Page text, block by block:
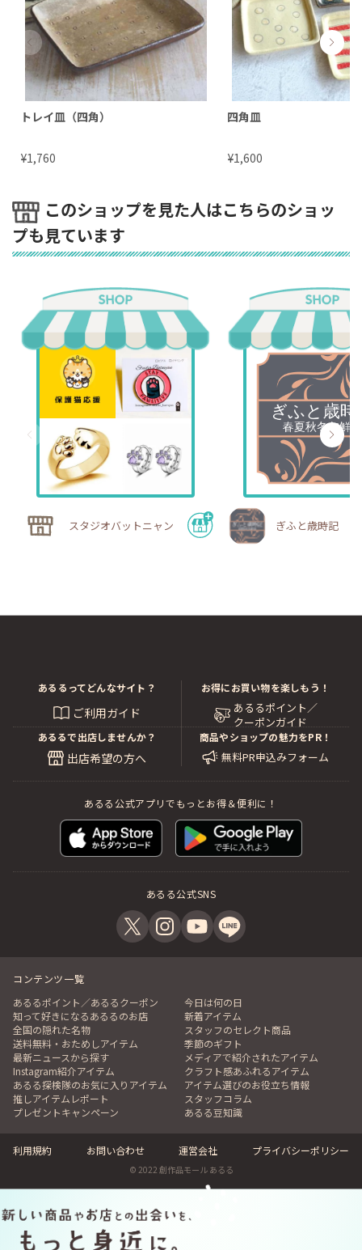
トレイ皿（四角）
¥1,760
四角皿
¥1,600
このショップを見た人はこちらのショッ
プも見ています
スタジオバットニャン ぎふと歳時記
あるるってどんなサイト？
ご利用ガイド
お得にお買い物を楽しもう！
あるるポイント／
クーポンガイド
あるるで出店しませんか？
出店希望の方へ
商品やショップの魅力をPR！
無料PR申込みフォーム
あるる公式アプリでもっとお得＆便利に！
あるる公式SNS
コンテンツ一覧
あるるポイント／あるるクーポン
今日は何の日
知って好きになるあるるのお店
新着アイテム
全国の隠れた名物
スタッフのセレクト商品
送料無料・おためしアイテム
季節のギフト
最新ニュースから探す
メディアで紹介されたアイテム
Instagram紹介アイテム
クラフト感あふれるアイテム
あるる探検隊のお気に入りアイテム
アイテム選びのお役立ち情報
推しアイテムレポート
スタッフコラム
プレゼントキャンペーン
あるる豆知識
利用規約 お問い合わせ 運営会社 プライバシーポリシー
© 2022 創作品モール あるる